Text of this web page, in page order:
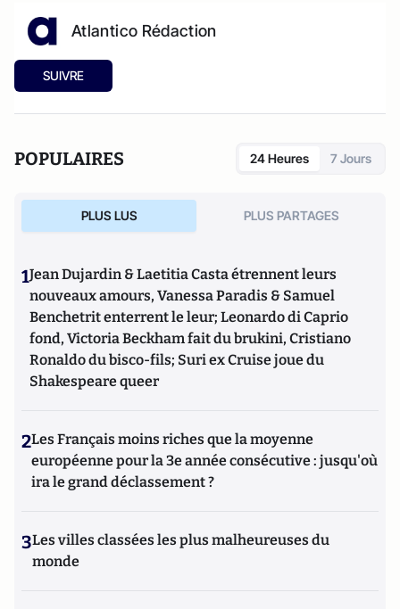
Atlantico Rédaction
SUIVRE
POPULAIRES 24 Heures 7 Jours
PLUS LUS PLUS PARTAGES
1Jean Dujardin & Laetitia Casta étrennent leurs
nouveaux amours, Vanessa Paradis & Samuel
Benchetrit enterrent le leur; Leonardo di Caprio
fond, Victoria Beckham fait du brukini, Cristiano
Ronaldo du bisco-fils; Suri ex Cruise joue du
Shakespeare queer
2Les Français moins riches que la moyenne
européenne pour la 3e année consécutive : jusqu'où
ira le grand déclassement ?
3Les villes classées les plus malheureuses du
monde